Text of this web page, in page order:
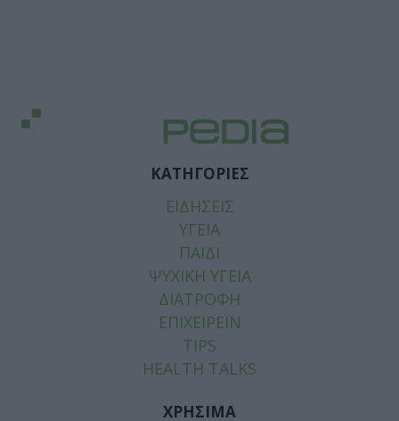
ΚΑΤΗΓΟΡΙΕΣ
ΕΙΔΗΣΕΙΣ
ΥΓΕΙΑ
ΠΑΙΔΙ
ΨΥΧΙΚΗ ΥΓΕΙΑ
ΔΙΑΤΡΟΦΗ
ΕΠΙΧΕΙΡΕΙΝ
TIPS
HEALTH TALKS
ΧΡΗΣΙΜΑ